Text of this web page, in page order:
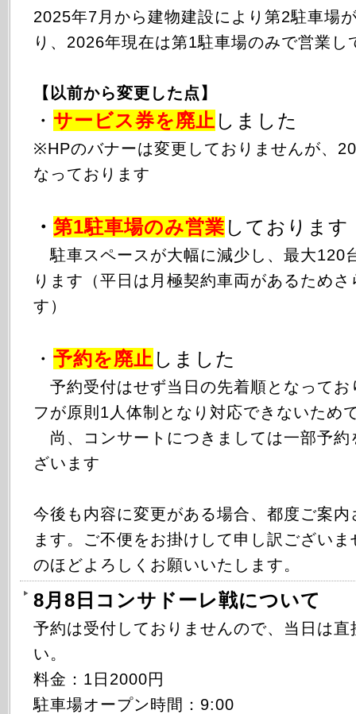
2025年7月から建物建設により第2駐車場
り、2026年現在は第1駐車場のみで営業し
【以前から変更した点】
・ サービス券を廃止 しました
※HPのバナーは変更しておりませんが、
なっております
・ 第1駐車場のみ営業 しております
駐車スペースが大幅に減少し、最大120
ります（平日は月極契約車両があるため
す）
・ 予約を廃止 しました
予約受付はせず当日の先着順となってお
フが原則1人体制となり対応できないため
尚、コンサートにつきましては一部予約
ざいます
今後も内容に変更がある場合、都度ご案
ます。ご不便をお掛けして申し訳ござい
のほどよろしくお願いいたします。
8月8日コンサドーレ戦について
予約は受付しておりませんので、当日は
い。
料金：1日2000円
駐車場オープン時間：9:00